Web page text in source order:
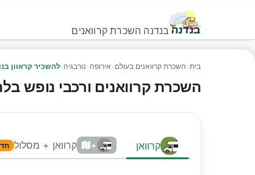
בנדנה השכרת קרוואנים
בית› השכרת קרוואנים בעולם › אירופה › נורבגיה ›להשכיר קראוון
השכרת קרוואנים ורכבי נופש
קרוואן + קרוואן + מסלול